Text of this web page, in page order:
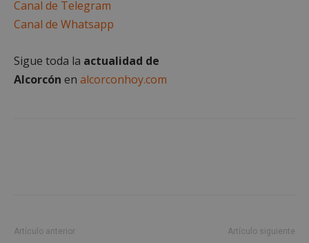
Canal de Telegram
Canal de Whatsapp
Sigue toda la actualidad de
Alcorcón en alcorconhoy.com
Artículo anterior Artículo siguiente
funcionalidad principal del sitio web, como el